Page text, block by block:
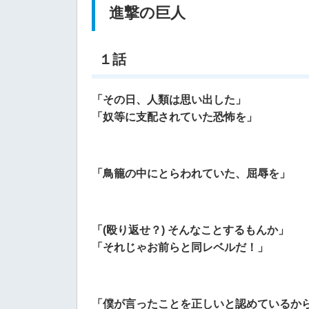
進撃の巨人
１話
「その日、人類は思い出した」
「 奴等に支配されていた恐怖を」
「鳥籠の中にとらわれていた、屈辱を」
「(殴り返せ？) そんなことするもんか」
「それじゃお前らと同レベルだ！」
「僕が言ったことを正しいと認めているか